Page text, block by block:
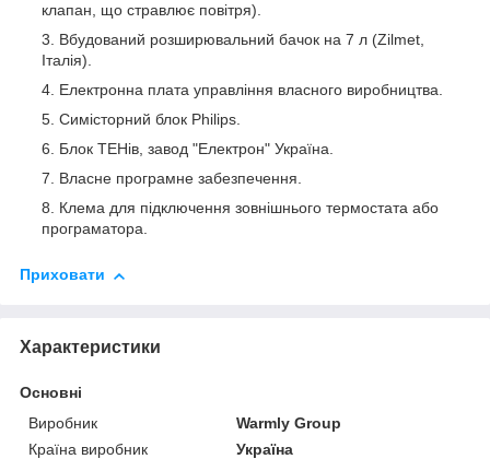
клапан, що стравлює повітря).
Вбудований розширювальний бачок на 7 л (Zilmet,
Італія).
Електронна плата управління власного виробництва.
Симісторний блок Philips.
Блок ТЕНів, завод "Електрон" Україна.
Власне програмне забезпечення.
Клема для підключення зовнішнього термостата або
програматора.
Приховати
Характеристики
Основні
Виробник
Warmly Group
Країна виробник
Україна